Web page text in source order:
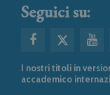
Seguici su:
I nostri titoli in
accademico